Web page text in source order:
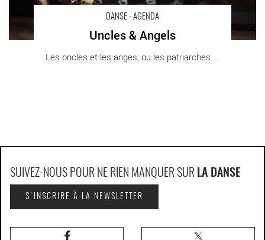
DANSE - AGENDA
Uncles & Angels
Les oncles et les anges, ou les patriarches [...]
SUIVEZ-NOUS POUR NE RIEN MANQUER SUR LA DANSE
S'INSCRIRE À LA NEWSLETTER